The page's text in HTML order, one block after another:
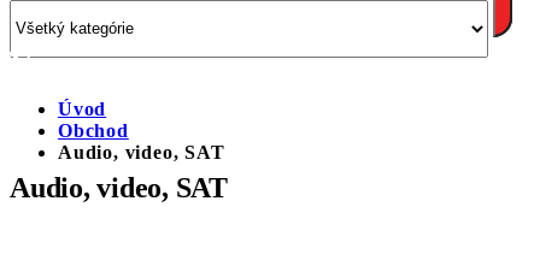
Úvod
Obchod
Audio, video, SAT
Audio, video, SAT